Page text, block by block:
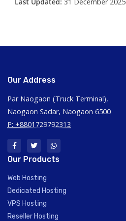
Our Address
Par Naogaon (Truck Terminal),
Naogaon Sadar, Naogaon 6500
P: +8801729792313
Our Products
Web Hosting
Dedicated Hosting
VPS Hosting
Reseller Hosting